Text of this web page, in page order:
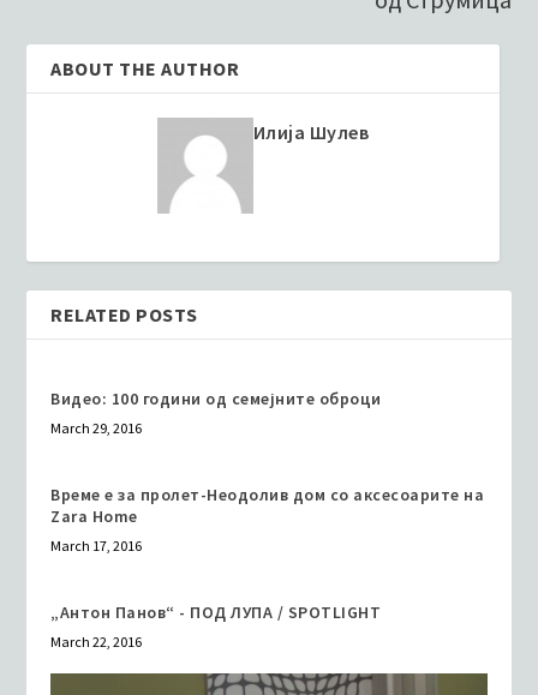
ABOUT THE AUTHOR
Илија Шулев
RELATED POSTS
Видео: 100 години од семејните оброци
March 29, 2016
Време е за пролет-Неодолив дом со аксесоарите на
Zara Home
March 17, 2016
„Антон Панов“ - ПОД ЛУПА / SPOTLIGHT
March 22, 2016